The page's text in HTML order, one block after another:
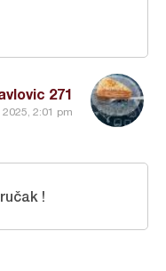
271
2:01 pm
!